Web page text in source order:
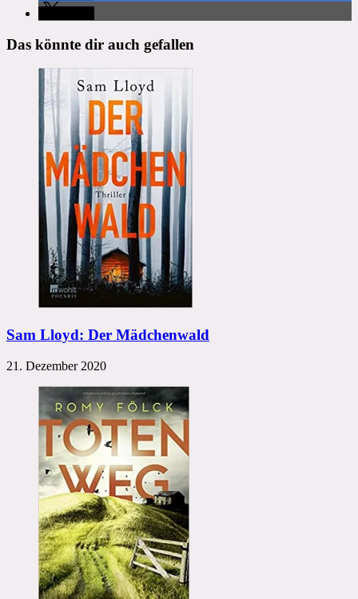
Das könnte dir auch gefallen
Sam Lloyd: Der Mädchenwald
21. Dezember 2020